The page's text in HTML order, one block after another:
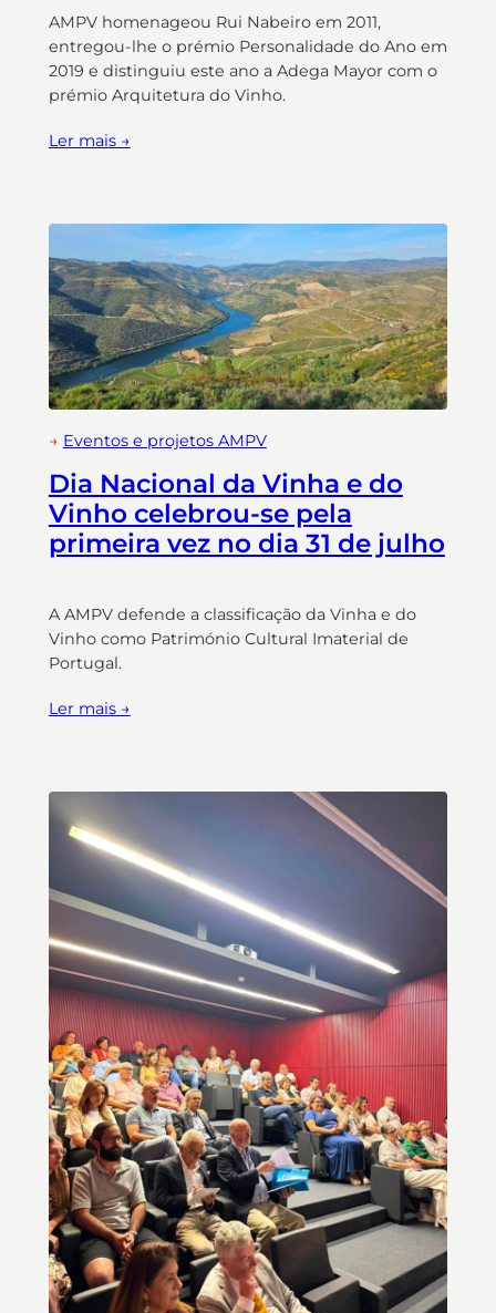
AMPV homenageou Rui Nabeiro em 2011,
entregou-lhe o prémio Personalidade do Ano em
2019 e distinguiu este ano a Adega Mayor com o
prémio Arquitetura do Vinho.
Ler mais →
→ Eventos e projetos AMPV
Dia Nacional da Vinha e do
Vinho celebrou-se pela
primeira vez no dia 31 de julho
A AMPV defende a classificação da Vinha e do
Vinho como Património Cultural Imaterial de
Portugal.
Ler mais →